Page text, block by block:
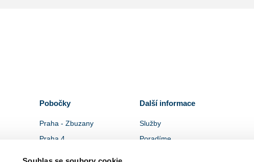
Pobočky
Praha - Zbuzany
Praha 4
Další informace
Služby
Poradíme